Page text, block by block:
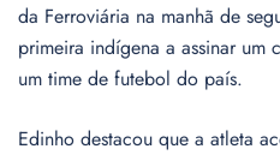
da Ferroviária na manhã de
primeira indígena a assinar um
um time de futebol do país.
Edinho destacou que a atleta